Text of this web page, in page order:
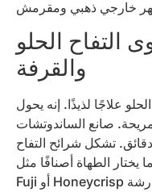
التفاح الحلو
والقرفة
علاجًا لذيذًا. إنه يحول
صانع الساندوتشات
تشكل شرائح التفاح
يختار الطهاة أصنافًا مثل
Fuji أو Honeycrisp بسبب قرمشتها وحلاوتها الطبيعية. رشة